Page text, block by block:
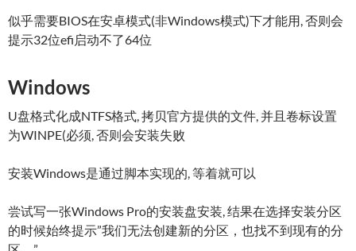
似乎需要BIOS在安卓模式(非Windows模式)下才能用, 否则会
提示32位efi启动不了64位
Windows
U盘格式化成NTFS格式, 拷贝官方提供的文件, 并且卷标设置
为WINPE(必须, 否则会安装失败
安装Windows是通过脚本实现的, 等着就可以
尝试写一张Windows Pro的安装盘安装, 结果在选择安装分区
的时候始终提示”我们无法创建新的分区，也找不到现有的分